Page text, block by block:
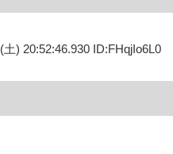
土) 20:52:46.930 ID:FHqjIo6L0